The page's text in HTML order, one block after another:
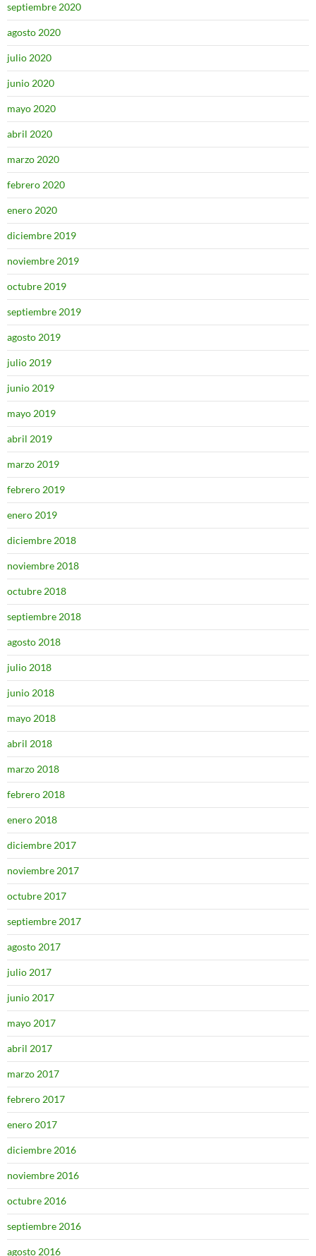
septiembre 2020
agosto 2020
julio 2020
junio 2020
mayo 2020
abril 2020
marzo 2020
febrero 2020
enero 2020
diciembre 2019
noviembre 2019
octubre 2019
septiembre 2019
agosto 2019
julio 2019
junio 2019
mayo 2019
abril 2019
marzo 2019
febrero 2019
enero 2019
diciembre 2018
noviembre 2018
octubre 2018
septiembre 2018
agosto 2018
julio 2018
junio 2018
mayo 2018
abril 2018
marzo 2018
febrero 2018
enero 2018
diciembre 2017
noviembre 2017
octubre 2017
septiembre 2017
agosto 2017
julio 2017
junio 2017
mayo 2017
abril 2017
marzo 2017
febrero 2017
enero 2017
diciembre 2016
noviembre 2016
octubre 2016
septiembre 2016
agosto 2016